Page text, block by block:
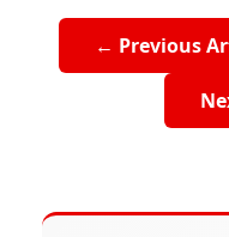
← Previous